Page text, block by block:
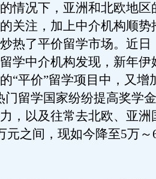
况下，亚洲和北欧地区
关注，加上中介机构顺势
热了平价留学市场。近日
学中介机构发现，新年伊
“平价”留学项目中，又增
门留学国家纷纷提高奖学
，以及往常去北欧、亚洲
元之间，现如今降至5万